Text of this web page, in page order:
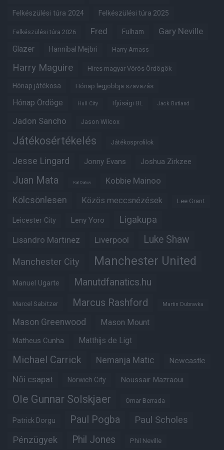
Felkészülési túra 2024 Felkészülési túra 2025
Felkészülési túra 2026 Fred Fulham Gary Neville
Glazer Hannibal Mejbri Harry Amass
Harry Maguire Híres magyar Vörös Ördögök
Hónap játékosa Hónap legjobbja szavazás
Hónap Ördöge Hull City Ifjúsági BL Jack Butland
Jadon Sancho Jason Wilcox
Játékosértékelés Játékosprofilok
Jesse Lingard Jonny Evans Joshua Zirkzee
Juan Mata Karl Darlow Kobbie Mainoo
Kölcsönlesen Közös meccsnézések Lee Grant
Leicester City Leny Yoro Ligakupa
Lisandro Martinez Liverpool Luke Shaw
Manchester City Manchester United
Manuel Ugarte Manutdfanatics.hu
Marcel Sabitzer Marcus Rashford Martin Dubravka
Mason Greenwood Mason Mount
Matheus Cunha Matthijs de Ligt
Michael Carrick Nemanja Matic Newcastle
Női csapat Norwich City Noussair Mazraoui
Ole Gunnar Solskjaer Omar Berrada
Patrick Dorgu Paul Pogba Paul Scholes
Pénzügyek Phil Jones Phil Neville